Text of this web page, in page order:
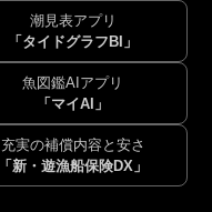
潮見表アプリ
「タイドグラフBI」
魚図鑑AIアプリ
「マイAI」
充実の補償内容と安さ
「新・遊漁船保険DX」